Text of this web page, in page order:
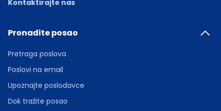
Kontaktirajte nas
Pronađite posao
Pretraga poslova
Poslovi na email
Upoznajte poslodavce
Dok tražite posao